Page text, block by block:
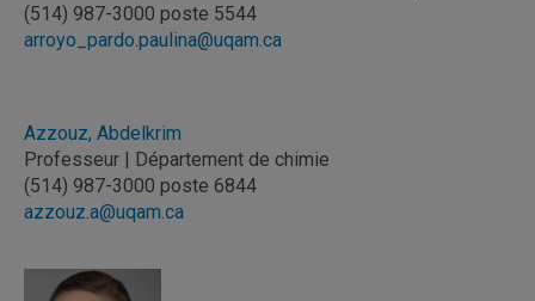
(514) 987-3000 poste 5544
arroyo_pardo.paulina@uqam.ca
Azzouz, Abdelkrim
Professeur | Département de chimie
(514) 987-3000 poste 6844
azzouz.a@uqam.ca